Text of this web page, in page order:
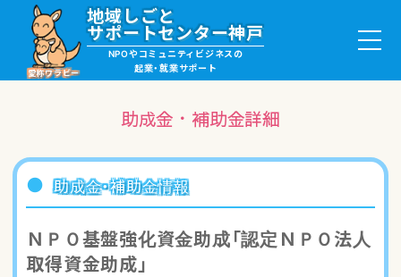
愛称ワラビー
地域しごと
サポートセンター神戸
NPOやコミュニティビジネスの
起業・就業サポート
就職・ボランティア情報
助成金・補助金詳細
助成金・補助金情報
ＮＰＯ基盤強化資金助成「認定ＮＰＯ法人
取得資金助成」